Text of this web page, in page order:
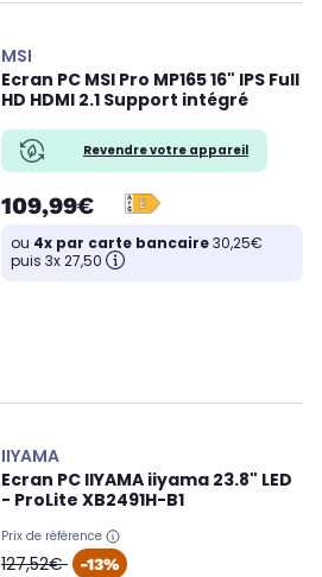
MSI
Ecran PC MSI Pro MP165 16" IPS Full
HD HDMI 2.1 Support intégré
Revendre votre appareil
109,99€
ou 4x par carte bancaire30,25€
puis 3x 27,50
IIYAMA
Ecran PC IIYAMA iiyama 23.8" LED
- ProLite XB2491H-B1
Prix de référence
oldPrice
127,52€ -13%